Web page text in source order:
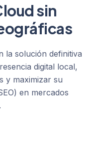
sin
la solución definitiva
digital local,
y maximizar su
en mercados